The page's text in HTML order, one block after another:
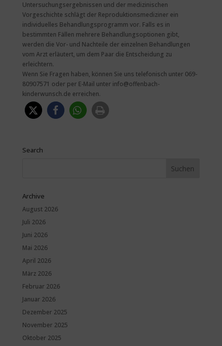
Untersuchungsergebnissen und der medizinischen
Vorgeschichte schlägt der Reproduktionsmediziner ein
individuelles Behandlungsprogramm vor. Falls es in
bestimmten Fällen mehrere Behandlungsoptionen gibt,
werden die Vor- und Nachteile der einzelnen Behandlungen
vom Arzt erläutert, um dem Paar die Entscheidung zu
erleichtern.
Wenn Sie Fragen haben, können Sie uns telefonisch unter 069-
80907571 oder per E-Mail unter info@offenbach-
kinderwunsch.de erreichen.
Search
Archive
August 2026
Juli 2026
Juni 2026
Mai 2026
April 2026
März 2026
Februar 2026
Januar 2026
Dezember 2025
November 2025
Oktober 2025